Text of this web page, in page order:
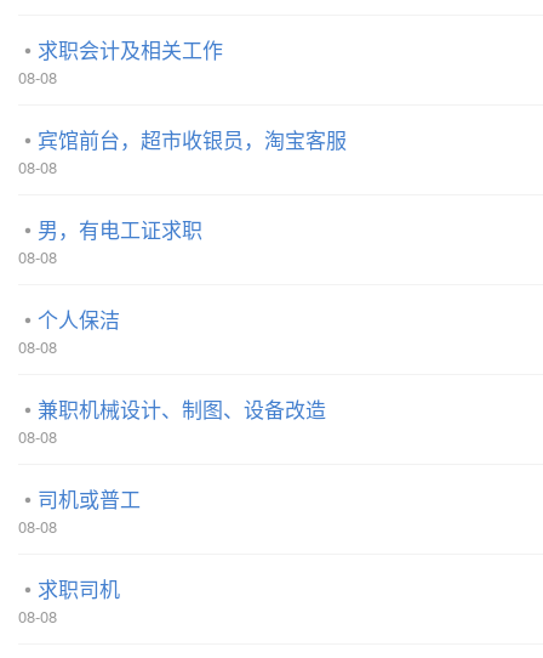
求职会计及相关工作
08-08
宾馆前台，超市收银员，淘宝客服
08-08
男，有电工证求职
08-08
个人保洁
08-08
兼职机械设计、制图、设备改造
08-08
司机或普工
08-08
求职司机
08-08